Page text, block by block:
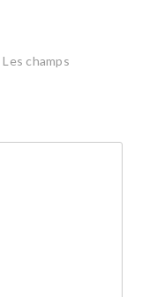
Les champs